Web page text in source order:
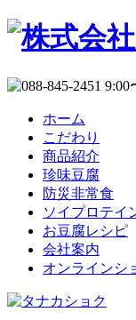
ホーム
こだわり
商品紹介
珍味豆腐
防災非常食
ソイプロテイ
お豆腐レシピ
会社案内
オンラインシ